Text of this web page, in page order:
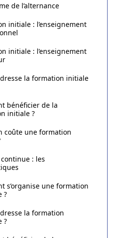
de l’alternance
initiale : l’enseignement
initiale : l’enseignement
la formation initiale
bénéficier de la
initiale ?
coûte une formation
: les
s’organise une formation
?
la formation
?